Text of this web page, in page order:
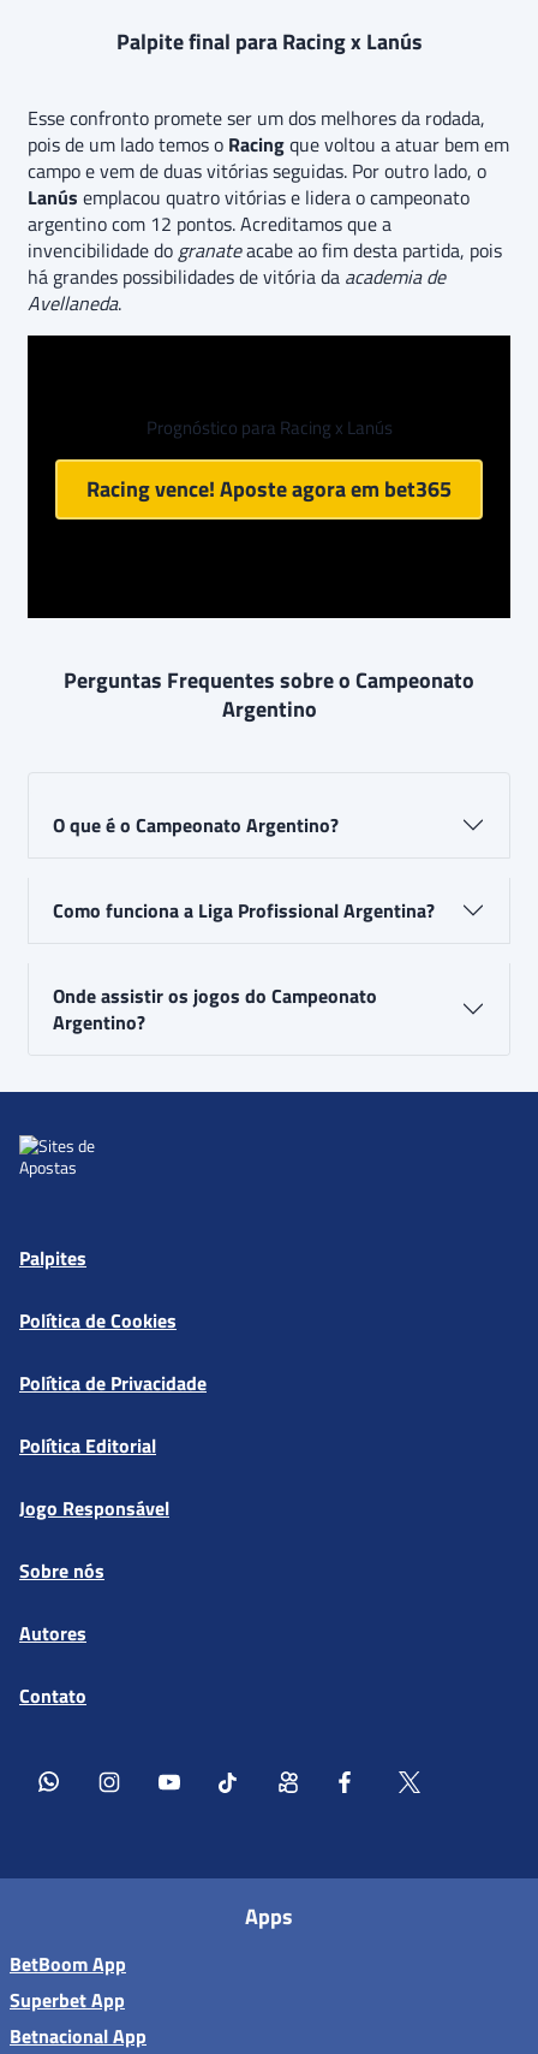
Palpite final para Racing x Lanús
Esse confronto promete ser um dos melhores da rodada,
pois de um lado temos o Racingque voltou a atuar bem em
campo e vem de duas vitórias seguidas. Por outro lado, o
Lanús emplacou quatro vitórias e lidera o campeonato
argentino com 12 pontos. Acreditamos que a
invencibilidade dogranateacabe ao fim desta partida, pois
há grandes possibilidades de vitória da academia de
Avellaneda.
Prognóstico para Racing x Lanús
Racing vence! Aposte agora em bet365
Perguntas Frequentes sobre o Campeonato
Argentino
O que é o Campeonato Argentino?
Como funciona a Liga Profissional Argentina?
Onde assistir os jogos do Campeonato
Argentino?
Palpites
Política de Cookies
Política de Privacidade
Política Editorial
Jogo Responsável
Sobre nós
Autores
Contato
Apps
BetBoom App
Superbet App
Betnacional App